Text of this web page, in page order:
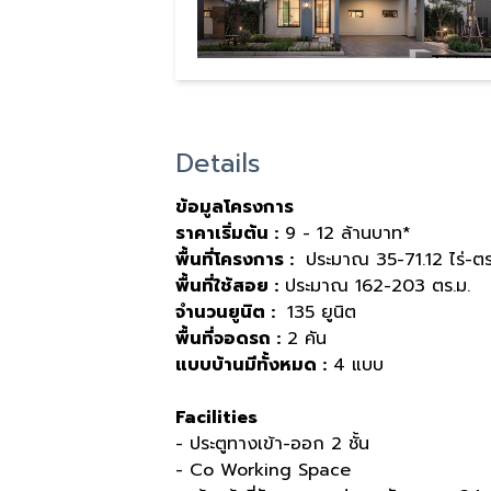
Details
ข้อมูลโครงการ
ราคาเริ่มต้น : 9 - 12 ล้านบาท*
พื้นที่โครงการ : ประมาณ 35-71.12 ไร่-ต
พื้นที่ใช้สอย : ประมาณ 162-203 ตร.ม.
จำนวนยูนิต : 135 ยูนิต
พื้นที่จอดรถ : 2 คัน
แบบบ้านมีทั้งหมด : 4 แบบ
Facilities
- ประตูทางเข้า-ออก 2 ชั้น
- Co Working Space